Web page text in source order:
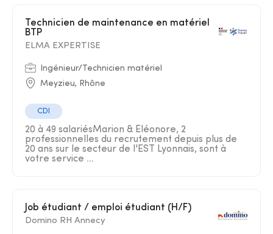
BTP
ELMA EXPERTISE
Ingénieur/Technicien matériel
Meyzieu, Rhône
CDI
20 à 49 salariésMarion & Eléonore, 2
professionnelles du recrutement depuis plus de
20 ans sur le secteur de l'EST Lyonnais, sont à
votre service ...
Job étudiant / emploi étudiant (H/F)
Domino RH Annecy